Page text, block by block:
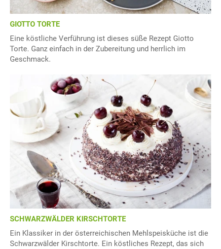
GIOTTO TORTE
Eine köstliche Verführung ist dieses süße Rezept Giotto
Torte. Ganz einfach in der Zubereitung und herrlich im
Geschmack.
SCHWARZWÄLDER KIRSCHTORTE
Ein Klassiker in der österreichischen Mehlspeisküche ist die
Schwarzwälder Kirschtorte. Ein köstliches Rezept, das sich